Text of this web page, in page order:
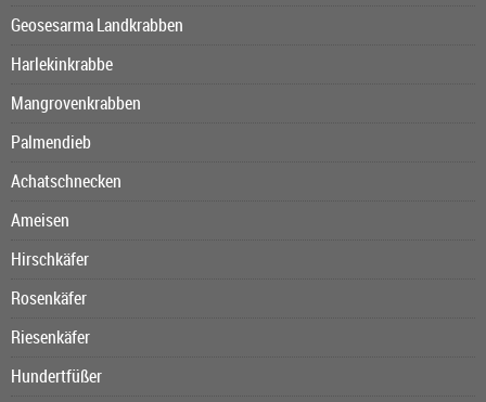
Geosesarma Landkrabben
Harlekinkrabbe
Mangrovenkrabben
Palmendieb
Achatschnecken
Ameisen
Hirschkäfer
Rosenkäfer
Riesenkäfer
Hundertfüßer